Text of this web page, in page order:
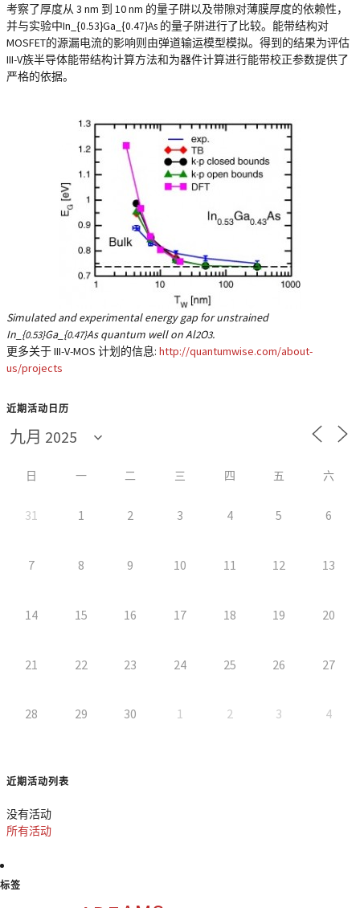
考察了厚度从 3 nm 到 10 nm 的量子阱以及带隙对薄膜厚度的依赖性，
并与实验中In_{0.53}Ga_{0.47}As 的量子阱进行了比较。能带结构对
MOSFET的源漏电流的影响则由弹道输运模型模拟。得到的结果为评估
III-V族半导体能带结构计算方法和为器件计算进行能带校正参数提供了
严格的依据。
Simulated and experimental energy gap for unstrained
In_{0.53}Ga_{0.47}As quantum well on Al2O3.
更多关于 III-V-MOS 计划的信息: http://quantumwise.com/about-
us/projects
近期活动日历
日 一 二 三 四 五 六
31 1 2 3 4 5 6
7 8 9 10 11 12 13
14 15 16 17 18 19 20
21 22 23 24 25 26 27
28 29 30 1 2 3 4
近期活动列表
没有活动
所有活动
标签